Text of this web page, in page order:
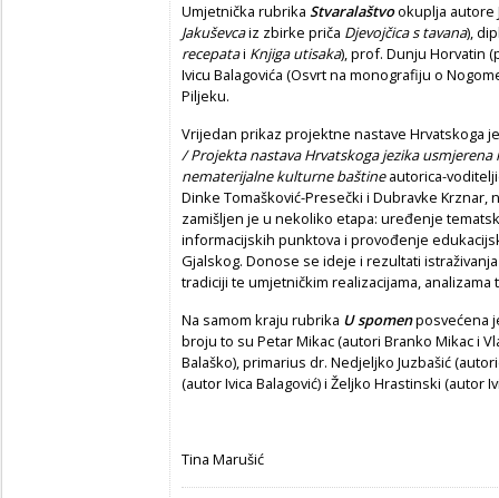
Umjetnička rubrika Stvaralaštvookuplja autore
Jakuševcaiz zbirke priča Djevojčica s tavana),
recepatai Knjiga utisaka), prof. Dunju Horvatin
Ivicu Balagovića (Osvrt na monografiju o
Piljeku.
Vrijedan prikaz projektne nastave Hrvatskoga
/ Projekta nastava Hrvatskoga jezika
nematerijalne kulturne baštineautorica-
Dinke Tomašković-Presečki i Dubravke Krznar,
zamišljen je u nekoliko etapa: uređenje
informacijskih punktova i provođenje
Gjalskog. Donose se ideje i rezultati
tradiciji te umjetničkim realizacijama,
Na samom kraju rubrika U spomenposvećena
broju to su Petar Mikac (autori Branko Mikac i
Balaško), primarius dr. Nedjeljko Juzbašić
(autor Ivica Balagović) i Željko Hrastinski (autor
Tina Marušić